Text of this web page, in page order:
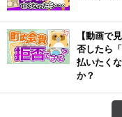
【動画で
否したら
払いたく
か？